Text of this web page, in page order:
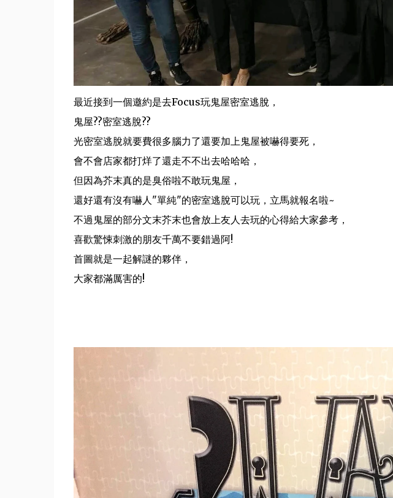
最近接到一個邀約是去Focus玩鬼屋密室逃脫，
鬼屋??密室逃脫??
光密室逃脫就要費很多腦力了還要加上鬼屋被嚇得要死，
會不會店家都打烊了還走不不出去哈哈哈，
但因為芥末真的是臭俗啦不敢玩鬼屋，
還好還有沒有嚇人"單純"的密室逃脫可以玩，立馬就報名啦~
不過鬼屋的部分文末芥末也會放上友人去玩的心得給大家參考，
喜歡驚悚刺激的朋友千萬不要錯過阿!
首圖就是一起解謎的夥伴，
大家都滿厲害的!